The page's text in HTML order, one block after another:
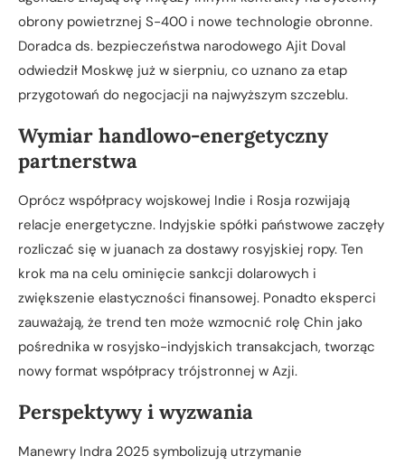
obrony powietrznej S-400 i nowe technologie obronne.
Doradca ds. bezpieczeństwa narodowego Ajit Doval
odwiedził Moskwę już w sierpniu, co uznano za etap
przygotowań do negocjacji na najwyższym szczeblu.
Wymiar handlowo-energetyczny
partnerstwa
Oprócz współpracy wojskowej Indie i Rosja rozwijają
relacje energetyczne. Indyjskie spółki państwowe zaczęły
rozliczać się w juanach za dostawy rosyjskiej ropy. Ten
krok ma na celu ominięcie sankcji dolarowych i
zwiększenie elastyczności finansowej. Ponadto eksperci
zauważają, że trend ten może wzmocnić rolę Chin jako
pośrednika w rosyjsko-indyjskich transakcjach, tworząc
nowy format współpracy trójstronnej w Azji.
Perspektywy i wyzwania
Manewry Indra 2025 symbolizują utrzymanie